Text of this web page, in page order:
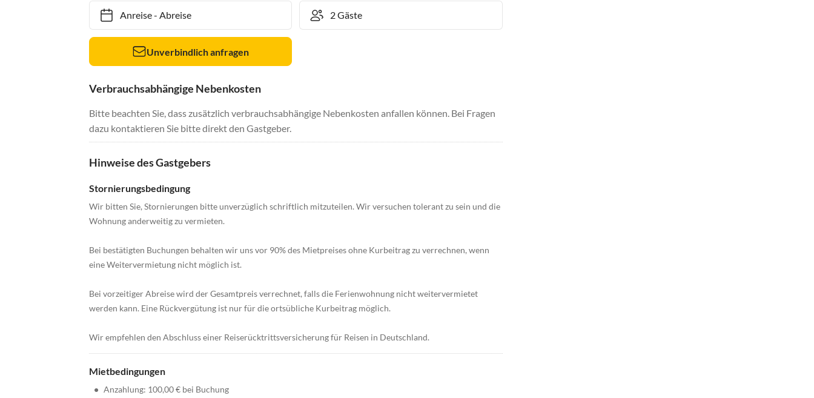
Anreise- Abreise
Unverbindlich anfragen
Verbrauchsabhängige Nebenkosten
Bitte beachten Sie, dass zusätzlich verbrauchsabhängige Nebenkosten anfallen können. Bei Fragen
dazu kontaktieren Sie bitte direkt den Gastgeber.
Hinweise des Gastgebers
Stornierungsbedingung
Wir bitten Sie, Stornierungen bitte unverzüglich schriftlich mitzuteilen. Wir versuchen tolerant zu sein und die
Wohnung anderweitig zu vermieten.
Bei bestätigten Buchungen behalten wir uns vor 90% des Mietpreises ohne Kurbeitrag zu verrechnen, wenn
eine Weitervermietung nicht möglich ist.
Bei vorzeitiger Abreise wird der Gesamtpreis verrechnet, falls die Ferienwohnung nicht weitervermietet
werden kann. Eine Rückvergütung ist nur für die ortsübliche Kurbeitrag möglich.
Wir empfehlen den Abschluss einer Reiserücktrittsversicherung für Reisen in Deutschland.
Mietbedingungen
• Anzahlung: 100,00 € bei Buchung